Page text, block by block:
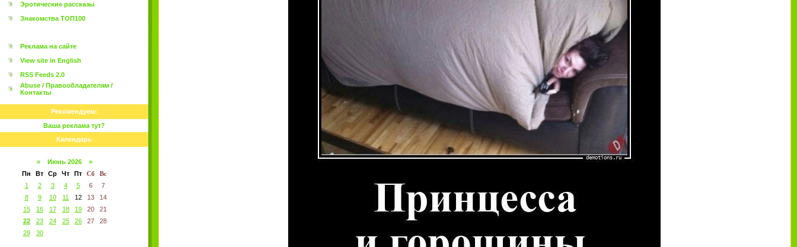
Эротические рассказы
Знакомства ТОП100
Реклама на сайте
View site in English
RSS Feeds 2.0
Abuse / Правообладателям /
Контакты
Рекомендуем:
Ваша реклама тут?
Календарь
« Июнь 2026
»
Пн
Вт Ср Чт Пт Сб
Вс
1
2 3 4 5 6
7
8
9 10 11 12 13
14
15
16 17 18 19 20
21
22
23 24 25 26 27
28
29
30